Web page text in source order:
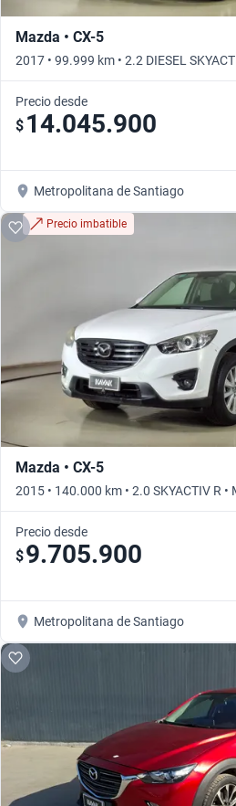
Mazda • CX-5
2017 • 99.999 km • 2.2 DIESEL
Automático
Precio desde
$ 14.045.900
Metropolitana de Santiago
Precio imbatible
Mazda • CX-5
2015 • 140.000 km • 2.0 SKYACTIV R •
Precio desde
$9.705.900
Metropolitana de Santiago